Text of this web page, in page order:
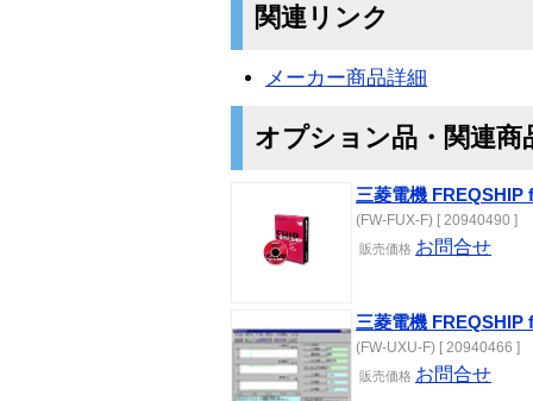
関連リンク
メーカー商品詳細
オプション品・関連商
三菱電機 FREQSHIP
(FW-FUX-F) [ 20940490 ]
販売価格 お問合せ
三菱電機 FREQSHIP
(FW-UXU-F) [ 20940466 ]
販売価格 お問合せ